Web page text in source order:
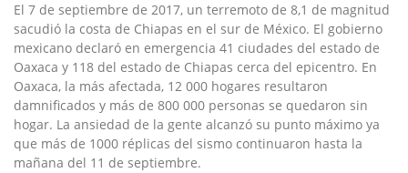
El 7 de septiembre de 2017, un terremoto de 8,1 de magnitud
sacudió la costa de Chiapas en el sur de México. El gobierno
mexicano declaró en emergencia 41 ciudades del estado de
Oaxaca y 118 del estado de Chiapas cerca del epicentro. En
Oaxaca, la más afectada, 12 000 hogares resultaron
damnificados y más de 800 000 personas se quedaron sin
hogar. La ansiedad de la gente alcanzó su punto máximo ya
que más de 1000 réplicas del sismo continuaron hasta la
mañana del 11 de septiembre.